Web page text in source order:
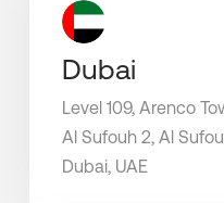
Dubai
Level 109, Arenco
Al Sufouh 2, Al
Dubai, UAE